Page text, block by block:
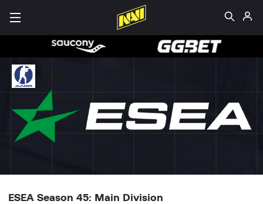
ESEA Season 45: Main Division